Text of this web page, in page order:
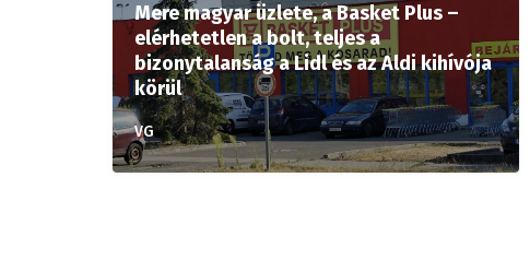
Mere magyar üzlete, a Basket Plus –
elérhetetlen a bolt, teljes a
bizonytalanság a Lidl és az Aldi kihívója
körül
VG